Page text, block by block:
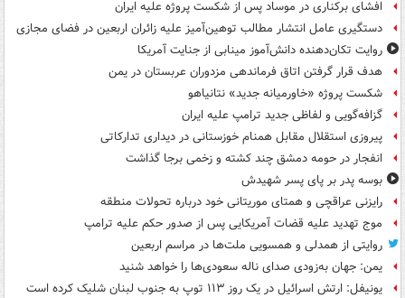
افشای برکناری در موساد پس از شکست پروژه علیه ایران
دستگیری عامل انتشار مطالب توهین‌آمیز علیه زائران اربعین در فضای مجازی
روایت تکان‌دهنده دانش‌آموز مینابی از جنایت آمریکا
هدف قرار گرفتن اتاق‌ فرماندهی مزدوران عربستان در یمن
شکست پروژه «خاورمیانه جدید» نتانیاهو
گزافه‌گویی و لفاظی جدید ترامپ علیه ایران
پیروزی استقلال مقابل همنام خوزستانی در دیداری تدارکاتی
انفجار در حومه دمشق چند کشته و زخمی برجا گذاشت
بوسه‌ پدر بر پای پسر شهیدش
رایزنی عراقچی و همتای موریتانی خود درباره تحولات منطقه
موج تهدید علیه قضات آمریکایی پس از صدور حکم علیه ترامپ
روایتی از همدلی و همسویی ملت‌ها در مراسم اربعین
یمن: جهان به‌زودی صدای ناله سعودی‌ها را خواهد شنید
یونیفل: ارتش اسرائیل در یک روز ۱۱۳ توپ به جنوب لبنان شلیک کرده است